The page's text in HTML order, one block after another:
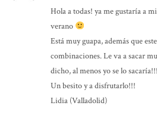
Hola a todas! ya me gustaría a
verano
Está muy guapa, además que
combinaciones. Le va a sacar
dicho, al menos yo se lo sacaría!!!
Un besito y a disfrutarlo!!!
Lidia (Valladolid)